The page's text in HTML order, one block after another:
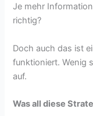
Je mehr
richtig?
Doch auch das ist
funktioniert. Wenig
auf.
Was all diese